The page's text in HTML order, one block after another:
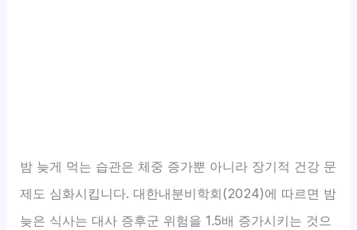
밤 늦게 먹는 습관은 체중 증가뿐 아니라 장기적 건강 문
제도 심화시킵니다. 대한내분비학회(2024)에 따르면 밤
늦은 식사는 대사 증후군 위험을 1.5배 증가시키는 것으